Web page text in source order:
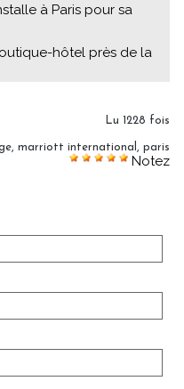
à Paris pour sa
hôtel près de la
Lu 1228 fois
marriott international paris
Notez